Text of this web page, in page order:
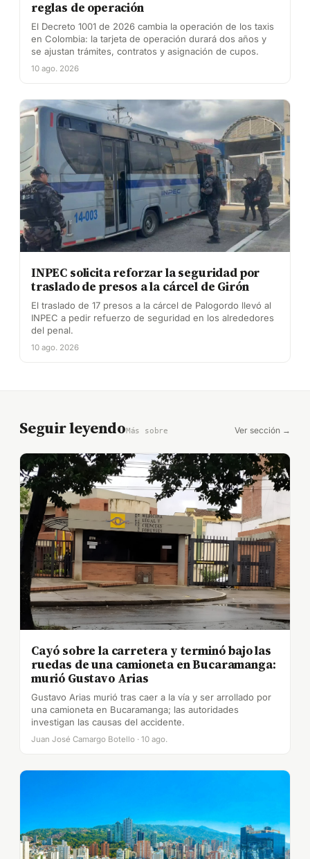
reglas de operación
El Decreto 1001 de 2026 cambia la operación de los taxis
en Colombia: la tarjeta de operación durará dos años y
se ajustan trámites, contratos y asignación de cupos.
10 ago. 2026
INPEC solicita reforzar la seguridad por
traslado de presos a la cárcel de Girón
El traslado de 17 presos a la cárcel de Palogordo llevó al
INPEC a pedir refuerzo de seguridad en los alrededores
del penal.
10 ago. 2026
Seguir leyendoMás sobre Ver sección →
Cayó sobre la carretera y terminó bajo las
ruedas de una camioneta en Bucaramanga:
murió Gustavo Arias
Gustavo Arias murió tras caer a la vía y ser arrollado por
una camioneta en Bucaramanga; las autoridades
investigan las causas del accidente.
Juan José Camargo Botello · 10 ago.